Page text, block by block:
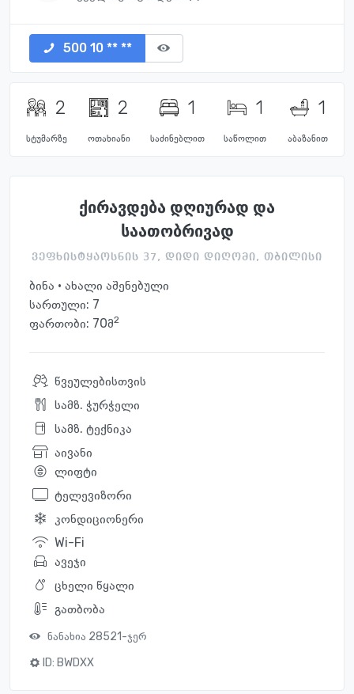
500 10 ** **
2
სტუმარზე
2
ოთახიანი
1
საძინებლით
1
საწოლით
1
აბაზანით
ქირავდება დღიურად და
საათობრივად
ვეფხისტყაოსნის 37, დიდი დიღომი, თბილისი
ბინა · ახალი აშენებული
სართული: 7
ფართობი: 70მ2
წვეულებისთვის
სამზ. ჭურჭელი
სამზ. ტექნიკა
აივანი
ლიფტი
ტელევიზორი
კონდიციონერი
Wi-Fi
ავეჯი
ცხელი წყალი
გათბობა
ნანახია 28521-ჯერ
ID: BWDXX